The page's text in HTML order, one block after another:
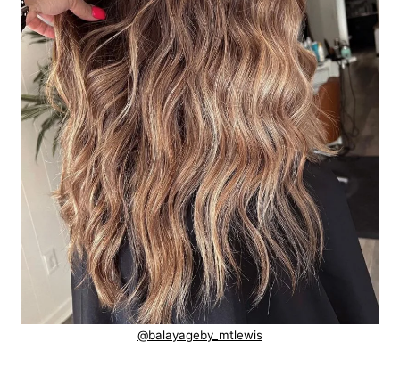
@balayageby_mtlewis